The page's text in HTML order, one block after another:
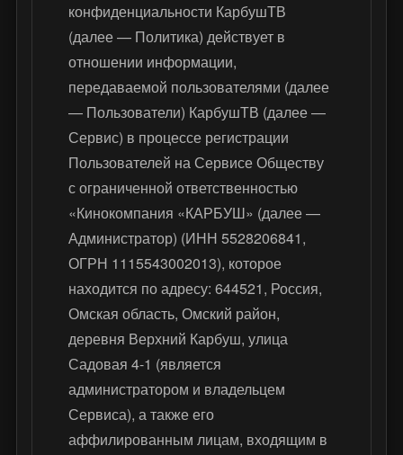
конфиденциальности КарбушТВ
(далее — Политика) действует в
отношении информации,
передаваемой пользователями (далее
— Пользователи) КарбушТВ (далее —
Сервис) в процессе регистрации
Пользователей на Сервисе Обществу
с ограниченной ответственностью
«Кинокомпания «КАРБУШ» (далее —
Администратор) (ИНН 5528206841,
ОГРН 1115543002013), которое
находится по адресу: 644521, Россия,
Омская область, Омский район,
деревня Верхний Карбуш, улица
Садовая 4-1 (является
администратором и владельцем
Сервиса), а также его
аффилированным лицам, входящим в